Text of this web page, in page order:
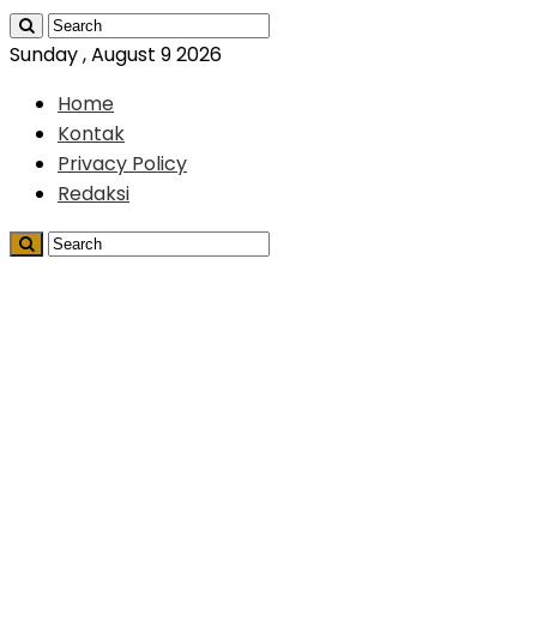
Sunday , August 9 2026
Home
Kontak
Privacy Policy
Redaksi